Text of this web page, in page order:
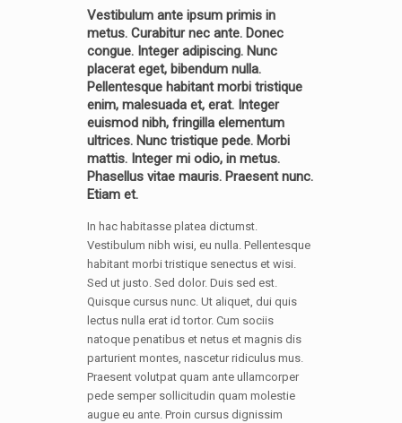
Vestibulum ante ipsum primis in
metus. Curabitur nec ante. Donec
congue. Integer adipiscing. Nunc
placerat eget, bibendum nulla.
Pellentesque habitant morbi tristique
enim, malesuada et, erat. Integer
euismod nibh, fringilla elementum
ultrices. Nunc tristique pede. Morbi
mattis. Integer mi odio, in metus.
Phasellus vitae mauris. Praesent nunc.
Etiam et.
In hac habitasse platea dictumst.
Vestibulum nibh wisi, eu nulla. Pellentesque
habitant morbi tristique senectus et wisi.
Sed ut justo. Sed dolor. Duis sed est.
Quisque cursus nunc. Ut aliquet, dui quis
lectus nulla erat id tortor. Cum sociis
natoque penatibus et netus et magnis dis
parturient montes, nascetur ridiculus mus.
Praesent volutpat quam ante ullamcorper
pede semper sollicitudin quam molestie
augue eu ante. Proin cursus dignissim